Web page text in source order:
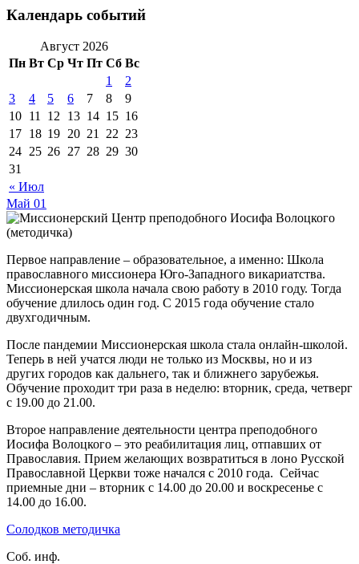
Календарь событий
Август 2026
Пн Вт Ср Чт Пт Сб Вс
« Июл
1
2
3
4 5 6 7 8
9
10 11 12 13 14 15 16
17 18 19 20 21 22 23
24 25 26 27 28 29 30
31
Май 01
Первое направление – образовательное, а именно: Школа
православного миссионера Юго-Западного викариатства.
Миссионерская школа начала свою работу в 2010 году. Тогда
обучение длилось один год. С 2015 года обучение стало
двухгодичным.
После пандемии Миссионерская школа стала онлайн-школой.
Теперь в ней учатся люди не только из Москвы, но и из
других городов как дальнего, так и ближнего зарубежья.
Обучение проходит три раза в неделю: вторник, среда, четверг
с 19.00 до 21.00.
Второе направление деятельности центра преподобного
Иосифа Волоцкого – это реабилитация лиц, отпавших от
Православия. Прием желающих возвратиться в лоно Русской
Православной Церкви тоже начался с 2010 года. Сейчас
приемные дни – вторник с 14.00 до 20.00 и воскресенье с
14.00 до 16.00.
Солодков методичка
Соб. инф.